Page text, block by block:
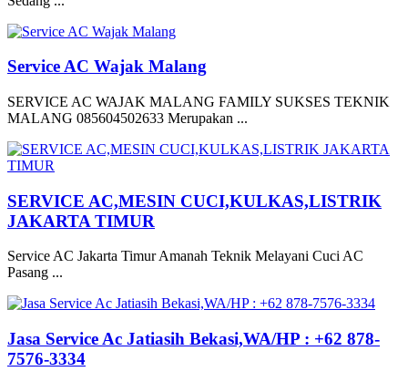
Service AC Wajak Malang
SERVICE AC WAJAK MALANG FAMILY SUKSES TEKNIK
MALANG 085604502633 Merupakan ...
SERVICE AC,MESIN CUCI,KULKAS,LISTRIK
JAKARTA TIMUR
Service AC Jakarta Timur Amanah Teknik Melayani Cuci AC
Pasang ...
Jasa Service Ac Jatiasih Bekasi,WA/HP : +62 878-
7576-3334